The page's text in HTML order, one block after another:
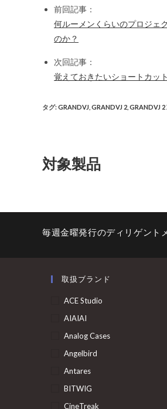
前回記事：
何ルーメンくらいのプロジェ
のか？
次回記事：
覚えておきたいショートカット
タグ:GRANDVJ GRANDVJ 2 GRANDVJ 2
対象製品
毎週金曜発行のディリゲント
取扱ブランド
ACE Studio
AIAIAI
Analog Cases
Angelbird
Antares
BITWIG
CineTreak